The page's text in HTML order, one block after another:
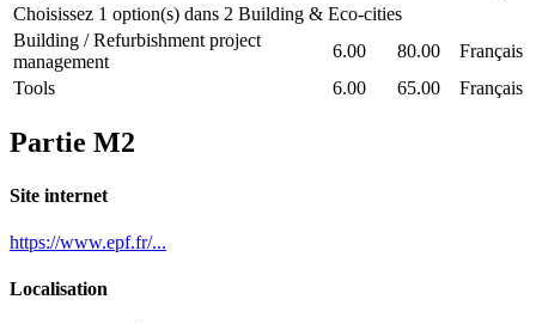
Choisissez 1 option(s) dans 2 Building & Eco-cities
Building / Refurbishment project
management
6.00 80.00
Français
Tools
6.00 65.00 Français
Partie M2
Site internet
https://www.epf.fr/...
Localisation